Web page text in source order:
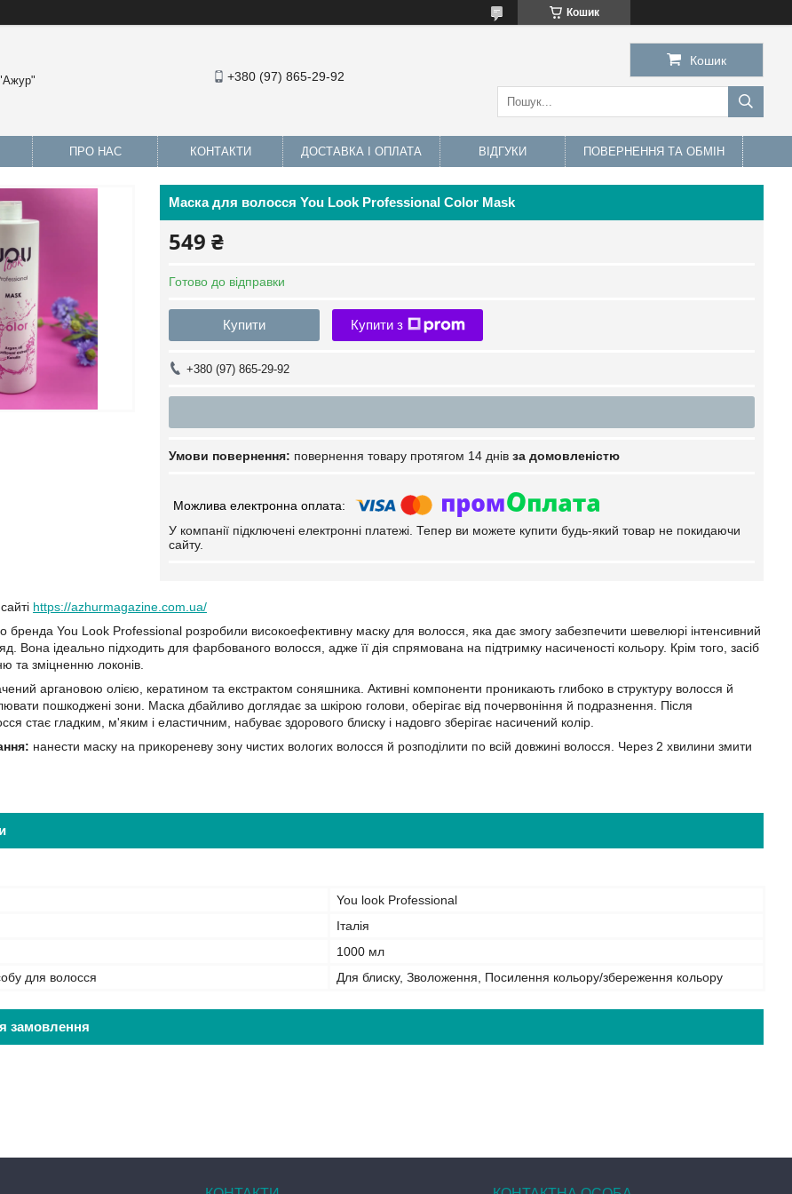
Кошик
"Ажур" +380 (97) 865-29-92
Кошик
ПРО НАС КОНТАКТИ ДОСТАВКА І ОПЛАТА ВІДГУКИ ПОВЕРНЕННЯ ТА ОБМІН
Маска для волосся You Look Professional Color Mask
549 ₴
Готово до відправки
Купити Купити з
+380 (97) 865-29-92
повернення товару протягом 14 днів за домовленістю
У компанії підключені електронні платежі. Тепер ви можете купити будь-який товар не покидаючи
сайту.
https://azhurmagazine.com.ua/
бренда You Look Professional розробили високоефективну маску для волосся, яка дає змогу забезпечити шевелюрі інтенсивний
Вона ідеально підходить для фарбованого волосся, адже її дія спрямована на підтримку насиченості кольору. Крім того, засіб
та зміцненню локонів.
аргановою олією, кератином та екстрактом соняшника. Активні компоненти проникають глибоко в структуру волосся й
пошкоджені зони. Маска дбайливо доглядає за шкірою голови, оберігає від почервоніння й подразнення. Після
стає гладким, м'яким і еластичним, набуває здорового блиску і надовго зберігає насичений колір.
нанести маску на прикореневу зону чистих вологих волосся й розподілити по всій довжині волосся. Через 2 хвилини змити
You look Professional
Італія
1000 мл
для волосся
Для блиску, Зволоження, Посилення кольору/збереження кольору
замовлення